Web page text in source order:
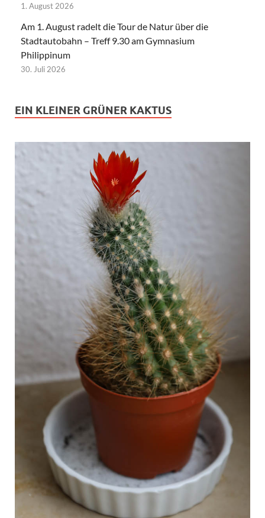
1. August 2026
Am 1. August radelt die Tour de Natur über die
Stadtautobahn – Treff 9.30 am Gymnasium
Philippinum
30. Juli 2026
EIN KLEINER GRÜNER KAKTUS